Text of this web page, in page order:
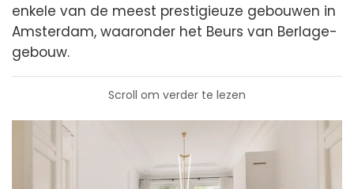
enkele van de meest prestigieuze gebouwen in
Amsterdam, waaronder het Beurs van Berlage-
gebouw.
Scroll om verder te lezen